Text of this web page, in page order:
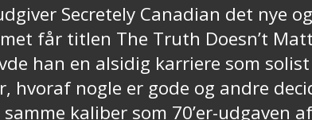
Secretely Canadian det nye
får titlen The Truth Doesn’t
han en alsidig karriere som
hvoraf nogle er gode og andre
kaliber som 70’er-udgaven